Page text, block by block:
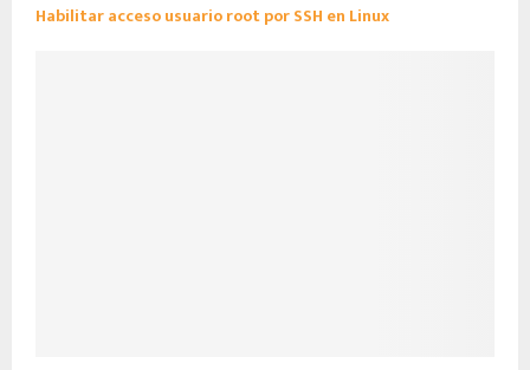
Habilitar acceso usuario root por SSH en Linux